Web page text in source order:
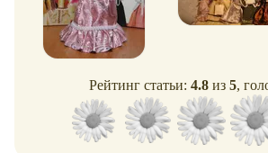
Рейтинг статьи: 4.8 из 5,